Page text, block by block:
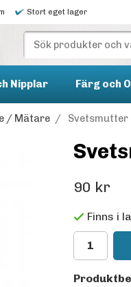
Stort eget lager
Nipplar Färg och
/ Mätare / Svetsmutter
90 kr
Finns i